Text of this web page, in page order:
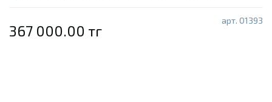
арт. 01393
367 000.00 тг